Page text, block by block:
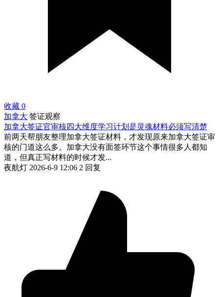
收藏 0
加拿大 签证观察
加拿大签证官审核四大维度学习计划是灵魂材料必须写清楚
前两天帮朋友整理加拿大签证材料，才发现原来加拿大签证审
核的门道这么多。加拿大没有面签环节这个事情很多人都知
道，但真正写材料的时候才发...
夜航灯 2026-6-9 12:06 2 回复